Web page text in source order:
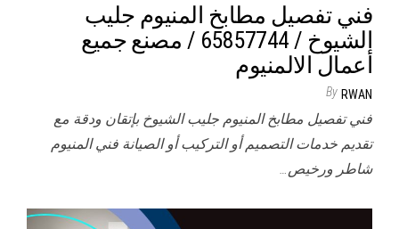
فني تفصيل مطابخ المنيوم جليب
الشيوخ / 65857744 / مصنع جميع
أعمال الالمنيوم
By RWAN
فني تفصيل مطابخ المنيوم جليب الشيوخ بإتقان ودقة مع
تقديم خدمات التصميم أو التركيب أو الصيانة فني المنيوم
شاطر ورخيص…